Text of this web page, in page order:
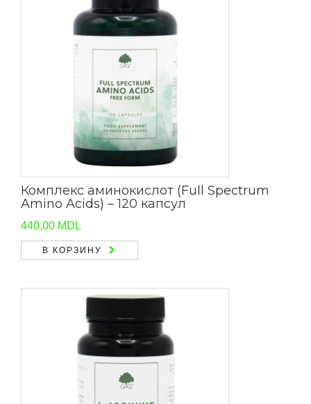
Комплекс аминокислот (Full Spectrum
Amino Acids) – 120 капсул
440,00 MDL
В КОРЗИНУ